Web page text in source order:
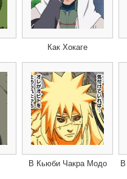
Как Хокаге
В Кьюби Чакра Модо В